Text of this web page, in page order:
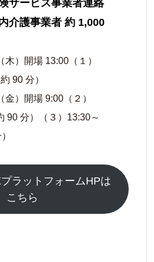
サービス事業者連絡
介護事業者 約 1,000
木）開場 13:00（１）
90 分）
金）開場 9:00（２）
90 分）（３）13:30～
ラットフォームHPは
こちら